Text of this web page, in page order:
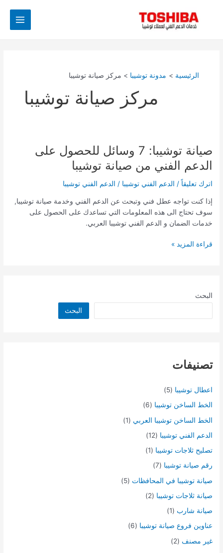
Main
الرئيسية مدونة توشيبا مركز صيانة توشيبا
مركز صيانة توشيبا
صيانة توشيبا: 7 وسائل للحصول على
الدعم الفني من صيانة توشيبا
اترك تعليقاً / الدعم الفني توشيبا / الدعم الفني توشيبا
إذا كنت تواجه عطل فني وتبحث عن الدعم الفني وخدمة صيانة توشيبا,
سوف تحتاج الى هذه المعلومات التي تساعدك على الحصول على
خدمات الضمان و الدعم الفني توشيبا العربي.
صيانة
توشيبا:
7
وسائل
على
الدعم
الفني
صيانة
قراءة المزيد »
البحث
البحث
تصنيفات
اعطال توشيبا (5)
الخط الساخن توشيبا (6)
الخط الساخن توشيبا العربي (1)
الدعم الفني توشيبا (12)
تصليح ثلاجات توشيبا (1)
رقم صيانة توشيبا (7)
صيانة توشيبا في المحافظات (5)
صيانة ثلاجات توشيبا (2)
صيانة شارب (1)
عناوين فروع صيانة توشيبا (6)
غير مصنف (2)